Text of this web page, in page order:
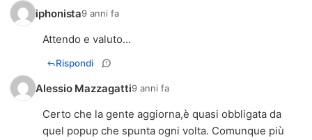
iphonista9 anni fa
Attendo e valuto...
Rispondi
Alessio Mazzagatti9 anni fa
Certo che la gente aggiorna,è quasi obbligata da
quel popup che spunta ogni volta. Comunque più